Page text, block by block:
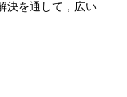
決を通して，広い